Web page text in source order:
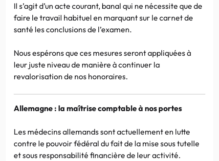
Il s’agit d’un acte courant, banal qui ne nécessite que de
faire le travail habituel en marquant sur le carnet de
santé les conclusions de l’examen.
Nous espérons que ces mesures seront appliquées à
leur juste niveau de manière à continuer la
revalorisation de nos honoraires.
Allemagne : la maîtrise comptable à nos portes
Les médecins allemands sont actuellement en lutte
contre le pouvoir fédéral du fait de la mise sous tutelle
et sous responsabilité financière de leur activité.